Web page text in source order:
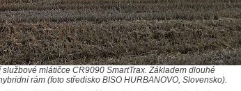
mlátičce CR9090 SmartTrax. Základem dlouhé
rám (foto středisko BISO HURBANOVO, Slovensko).